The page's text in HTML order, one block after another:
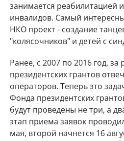
занимается реабилитацией
инвалидов. Самый
НКО проект - создание
"колясочников" и детей с
Ранее, с 2007 по 2016 год, за
президентских грантов
операторов. Теперь это
Фонда президентских
будут проведены не три, а
этап приема заявок
мая, второй начнется 16